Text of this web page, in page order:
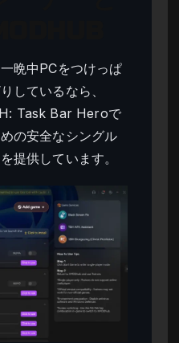
晩中PCをつけっぱ
しているなら、
Task Bar Heroで
の安全なシングル
提供しています。